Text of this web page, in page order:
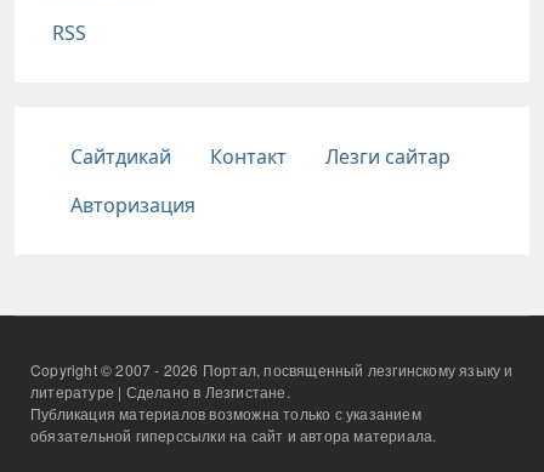
RSS
Подвал
Сайтдикай Контакт
Лезги сайтар
Авторизация
Copyright © 2007 - 2026 Портал, посвященный лезгинскому языку и
литературе | Сделано в Лезгистане.
Публикация материалов возможна только с указанием
обязательной гиперссылки на сайт и автора материала.